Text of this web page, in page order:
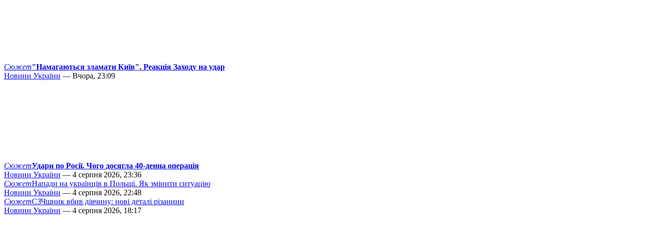
Сюжет"Намагаються зламати Київ". Реакція Заходу на удар
Новини України — Вчора, 23:09
СюжетУдари по Росії. Чого досягла 40-денна операція
Новини України — 4 серпня 2026, 23:36
СюжетНапади на українців в Польщі. Як змінити ситуацію
Новини України — 4 серпня 2026, 22:48
СюжетСЗЧшник вбив дівчину: нові деталі різанини
Новини України — 4 серпня 2026, 18:17